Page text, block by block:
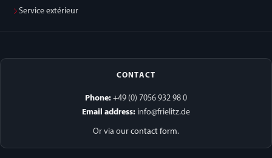
Service extérieur
CONTACT
Phone: +49 (0) 7056 932 98 0
Email address: info@frielitz.de
Or via our contact form.